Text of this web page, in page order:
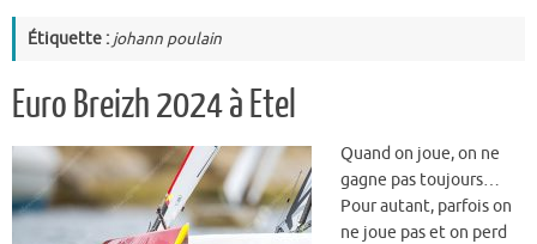
Étiquette : johann poulain
Euro Breizh 2024 à Etel
Quand on joue, on ne
gagne pas toujours…
Pour autant, parfois on
ne joue pas et on perd